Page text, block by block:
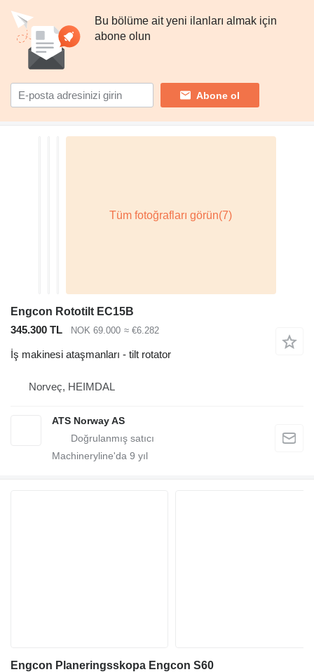
Bu bölüme ait yeni ilanları almak için
abone olun
Abone ol
Engcon Rototilt EC15B
345.300 TL
NOK 69.000 ≈ €6.282
İş makinesi ataşmanları - tilt rotator
Norveç, HEIMDAL
ATS Norway AS
Machineryline'da 9 yıl
Engcon Planeringsskopa Engcon S60